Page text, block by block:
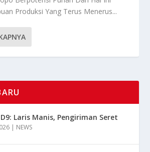
Produksi Yang Terus Menerus...
Laris Manis, Pengiriman Seret
| NEWS